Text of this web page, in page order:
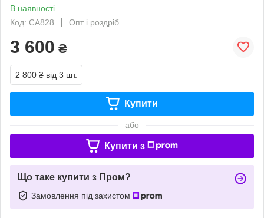
В наявності
Код: CA828
Опт і роздріб
3 600 ₴
2 800 ₴ від 3 шт.
Купити
або
Купити з
Що таке купити з Пром?
Замовлення під захистом